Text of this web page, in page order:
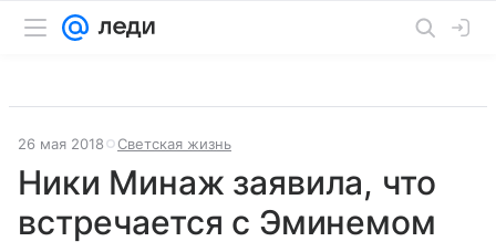
26 мая 2018 Светская жизнь
Ники Минаж заявила, что
встречается с Эминемом